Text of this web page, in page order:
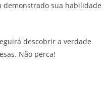
demonstrado sua habilidade
descobrir a verdade
Não perca!